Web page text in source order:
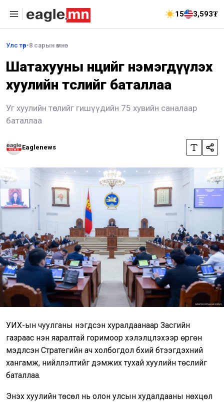
15 3,593₮
Улс төр•8 сарын өмнө
Шатахууны нөөцийг нэмэгдүүлэх
хуулийн төслийг баталлаа
Уг хуулийн төслийг гишүүдийн 75 хувийн саналаар
баталлаа
Eaglenews
УИХ-ын чуулганы нэгдсэн хуралдаанаар Засгийн
газраас нэн яаралтай горимоор хэлэлцүүлэхээр өргөн
мэдүүлсэн Стратегийн ач холбогдол бүхий бүтээгдэхүүний
хангамж, нийлүүлэлтийг дэмжих тухай хуулийн төслийг
баталлаа.
Энэхүү хуулийн төсөл нь олон улсын худалдааны нөхцөл